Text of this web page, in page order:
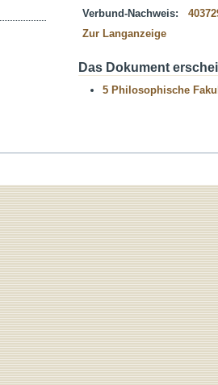
Verbund-Nachweis:
Zur Langanzeige
Das Dokument
5 Philosophische